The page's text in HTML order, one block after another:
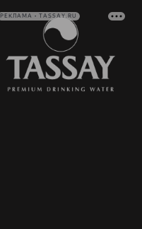
РЕКЛАМА • TASSAY.RU